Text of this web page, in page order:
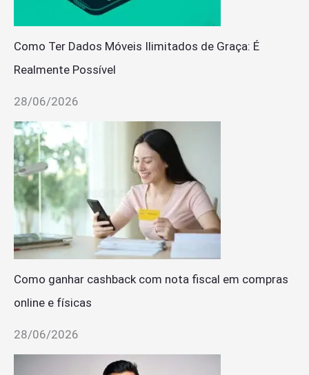
Como Ter Dados Móveis Ilimitados de Graça: É
Realmente Possível
28/06/2026
Como ganhar cashback com nota fiscal em compras
online e físicas
28/06/2026